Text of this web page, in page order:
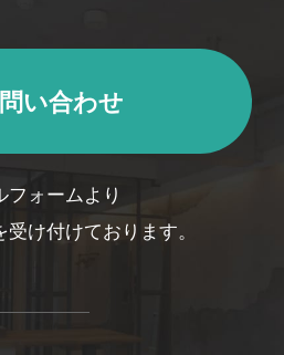
い合わせ
フォームより
け付けております。